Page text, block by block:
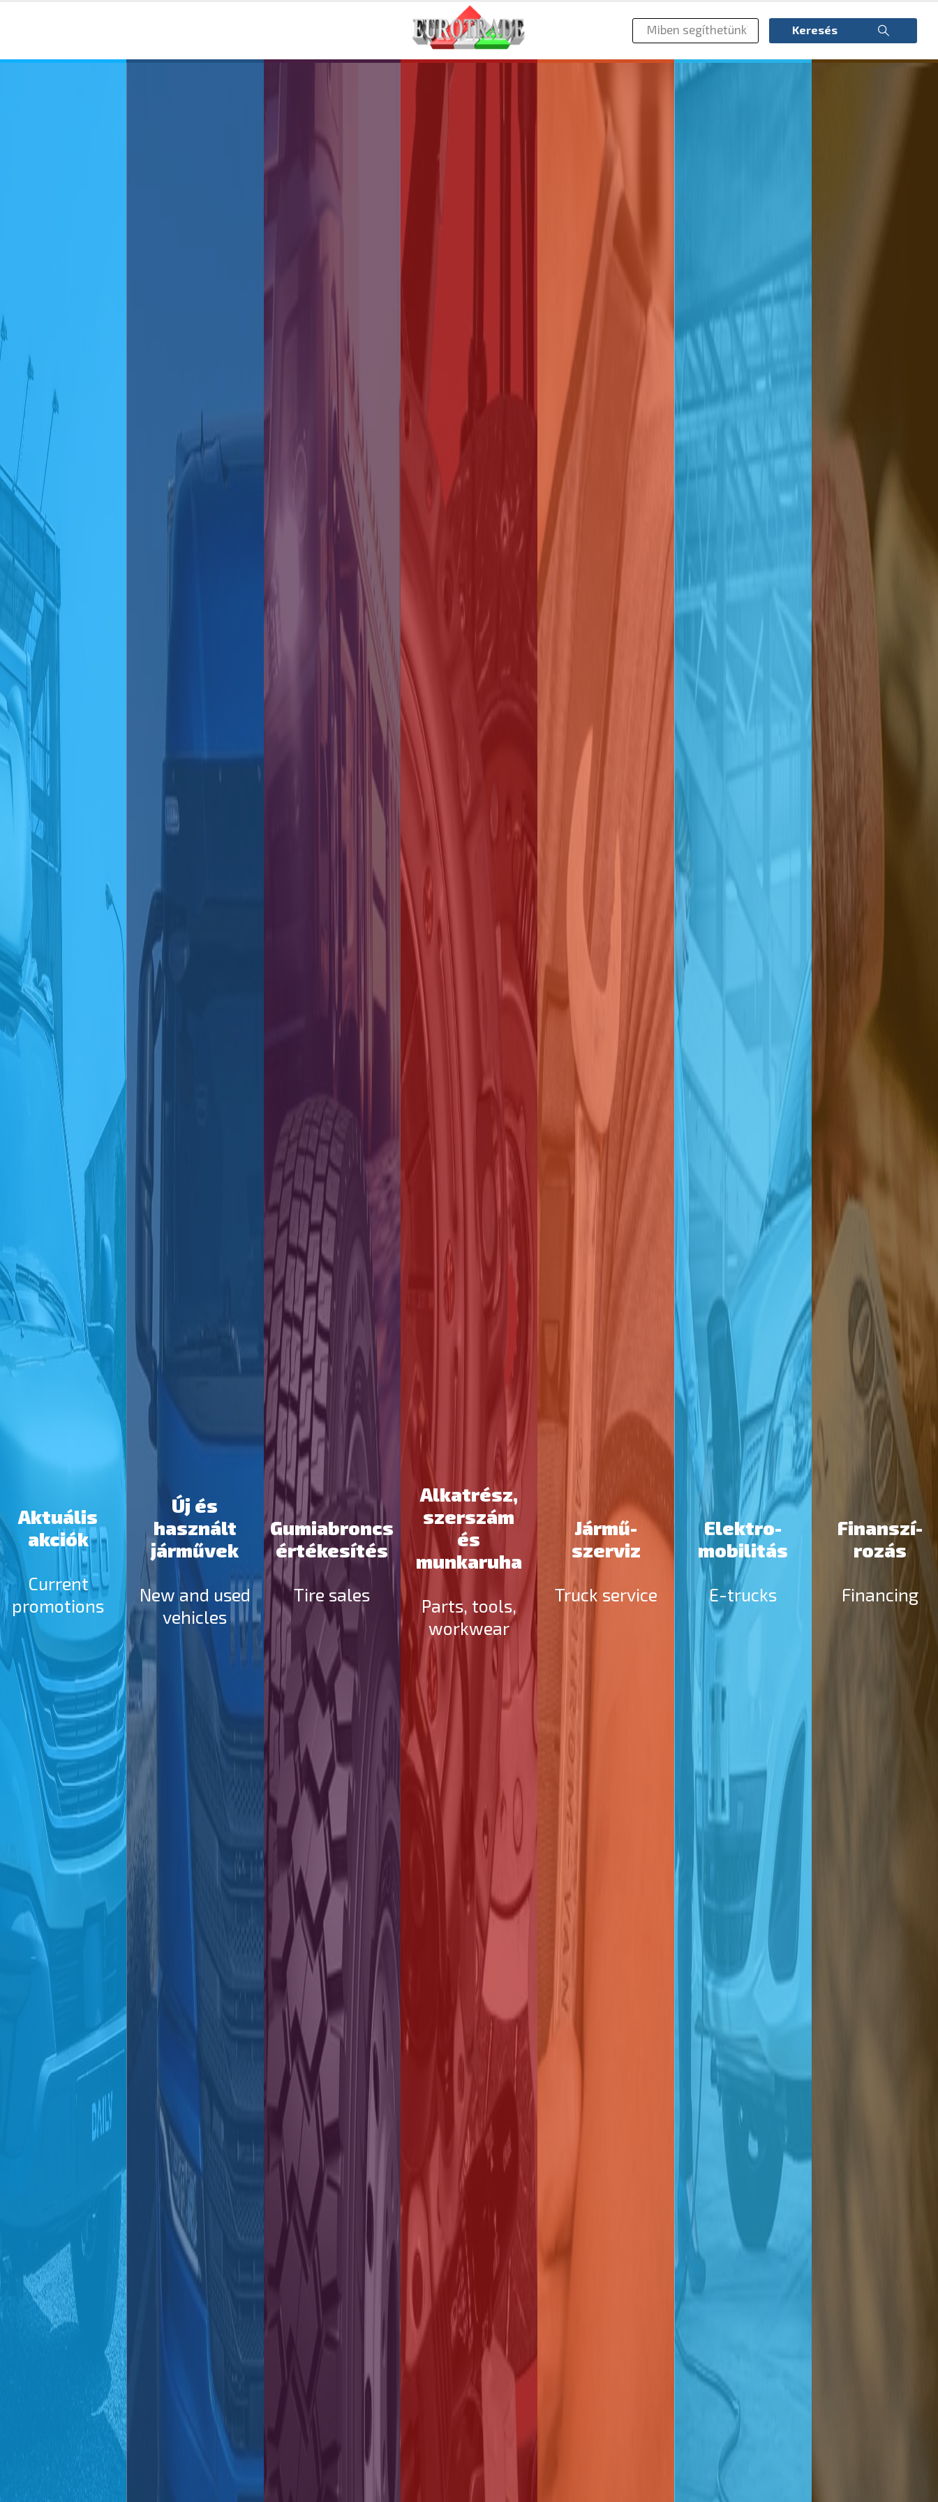
Aktuális
akciók
Current
promotions
Új és
használt
járművek
New and used
vehicles
Gumiabroncs
értékesítés
Tire sales
Alkatrész,
szerszám
és
munkaruha
Parts, tools,
workwear
Jármű­
szerviz
Truck service
Elektro­­­
mobilitás
E-trucks
Finanszí­
rozás
Financing